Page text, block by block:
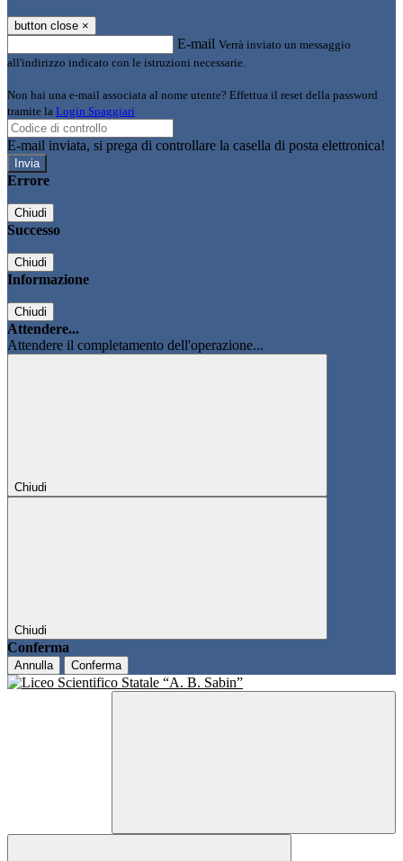
button close ×
E-mail Verrà inviato un messaggio
all'indirizzo indicato con le istruzioni necessarie.
Non hai una e-mail associata al nome utente? Effettua il reset della password
tramite la Login Spaggiari
E-mail inviata, si prega di controllare la casella di posta elettronica!
Errore
Chiudi
Successo
Chiudi
Informazione
Chiudi
Attendere...
Attendere il completamento dell'operazione...
Chiudi
Chiudi
Conferma
Annulla Conferma